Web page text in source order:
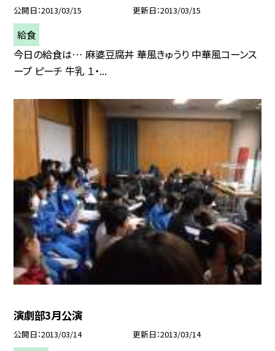
公開日 2013/03/15 更新日 2013/03/15
給食
今日の給食は… 麻婆豆腐丼 華風きゅうり 中華風コーンス
ープ ピーチ 牛乳 １・...
演劇部3月公演
公開日 2013/03/14 更新日 2013/03/14